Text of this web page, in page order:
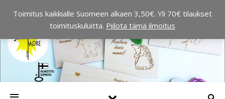
Toimitus kaikkialle Suomeen alkaen 3,50€. Yli 70€ tilaukset
toimituskuluitta. Piilota tämä ilmoitus